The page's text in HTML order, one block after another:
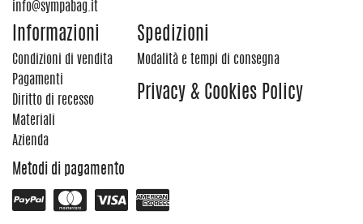
info@sympabag.it
Informazioni
Condizioni di vendita
Pagamenti
Diritto di recesso
Materiali
Azienda
Spedizioni
Modalità e tempi di consegna
Privacy & Cookies Policy
Metodi di pagamento